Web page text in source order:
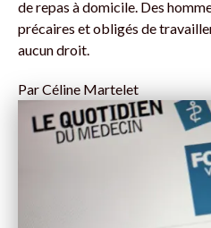
de repas à domicile. Des
précaires et obligés de travailler
aucun droit.
ParCéline Martelet